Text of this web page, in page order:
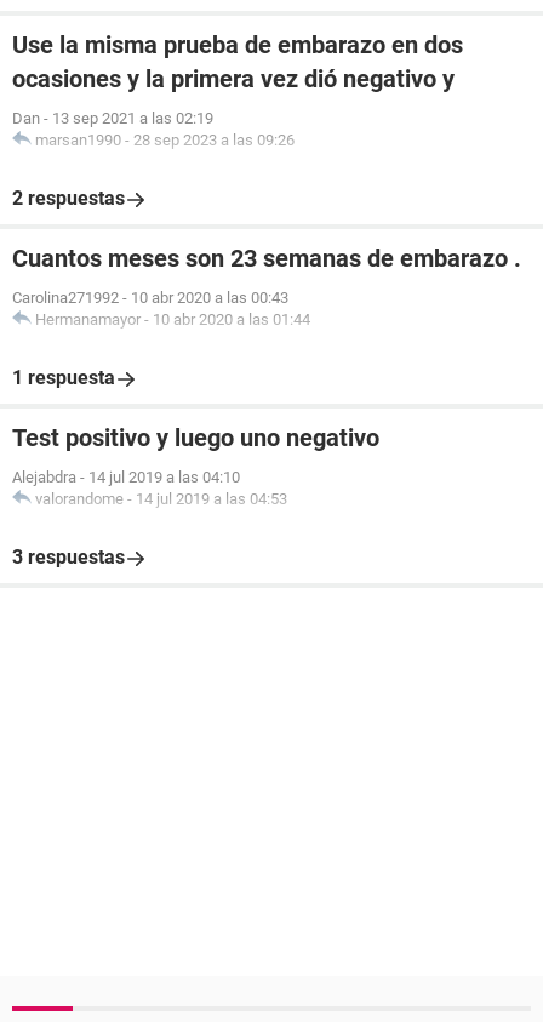
Use la misma prueba de embarazo en dos
ocasiones y la primera vez dió negativo y
Dan - 13 sep 2021 a las 02:19
marsan1990 - 28 sep 2023 a las 09:26
2 respuestas
Cuantos meses son 23 semanas de embarazo .
Carolina271992 - 10 abr 2020 a las 00:43
Hermanamayor - 10 abr 2020 a las 01:44
1 respuesta
Test positivo y luego uno negativo
Alejabdra - 14 jul 2019 a las 04:10
valorandome - 14 jul 2019 a las 04:53
3 respuestas